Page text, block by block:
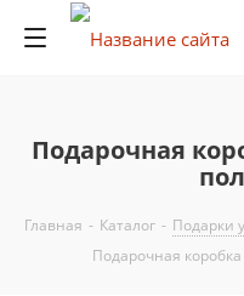
Подарочная
Главная - Каталог - Подарки
Подарочная